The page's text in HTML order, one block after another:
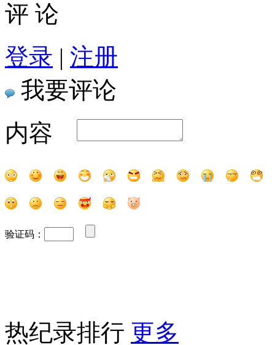
评 论
登录 | 注册
我要评论
内容
验证码：
热纪录排行 更多